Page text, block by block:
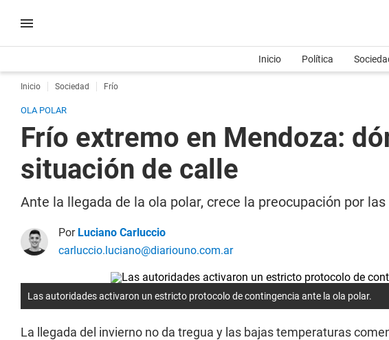
Inicio Política
Inicio Sociedad Frío
OLA POLAR
Frío extremo en Mendoza:
situación de calle
Ante la llegada de la ola polar, crece la preocupación por
Por Luciano Carluccio
carluccio.luciano@diariouno.com.ar
Las autoridades activaron un estricto protocolo de contingencia ante la ola polar.
La llegada del invierno no da tregua y las bajas temperaturas